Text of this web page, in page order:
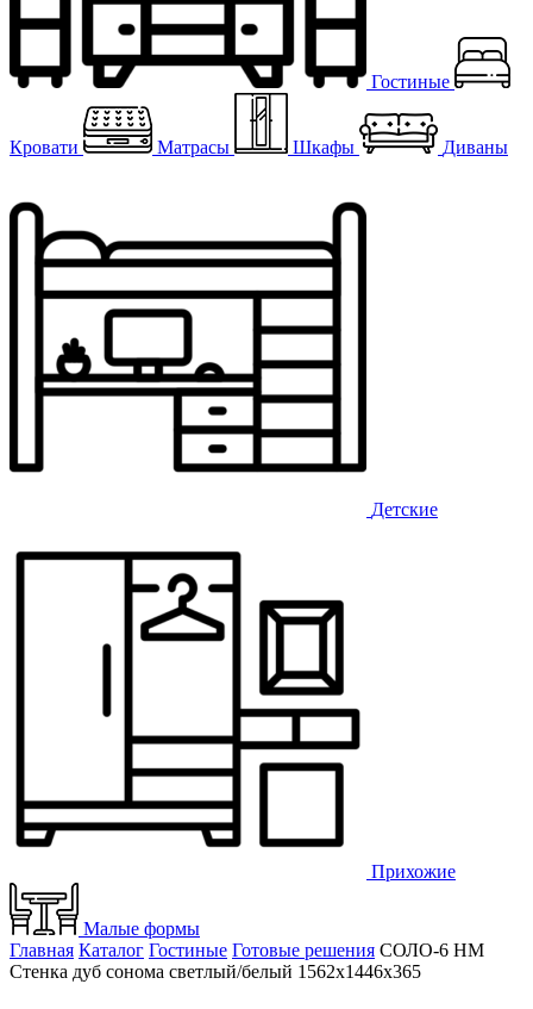
Гостиные
Кровати Матрасы Шкафы Диваны
Детские
Прихожие
Малые формы
Главная Каталог Гостиные Готовые решения СОЛО-6 НМ
Стенка дуб сонома светлый/белый 1562х1446х365